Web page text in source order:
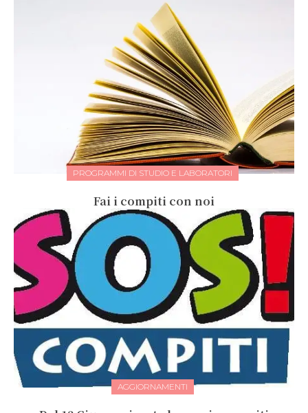
PROGRAMMI DI STUDIO E LABORATORI
Fai i compiti con noi
AGGIORNAMENTI